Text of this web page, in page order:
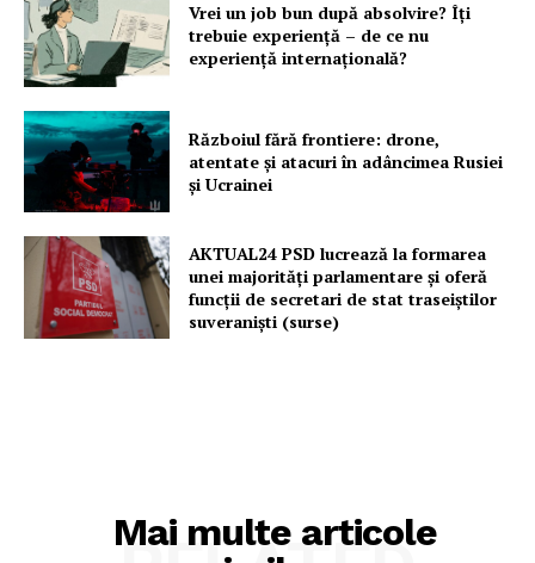
Vrei un job bun după absolvire? Îți
trebuie experiență – de ce nu
experiență internațională?
Războiul fără frontiere: drone,
atentate și atacuri în adâncimea Rusiei
și Ucrainei
AKTUAL24 PSD lucrează la formarea
unei majorităţi parlamentare și oferă
funcții de secretari de stat traseiștilor
suveraniști (surse)
Mai multe articole